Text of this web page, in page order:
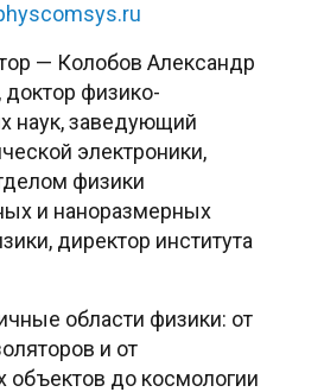
— Колобов Александр
физико-
наук, заведующий
электроники,
физики
и наноразмерных
директор института
области физики: от
и от
объектов до космологии